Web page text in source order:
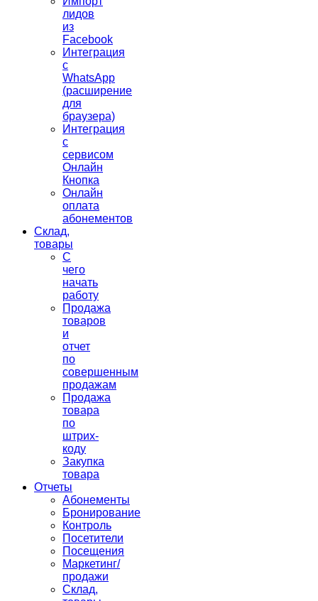
лидов
из
Facebook
Интеграция
с
WhatsApp
(расширение
для
браузера)
Интеграция
с
сервисом
Онлайн
Кнопка
Онлайн
оплата
абонементов
Склад,
товары
С
чего
начать
работу
Продажа
товаров
и
отчет
по
совершенным
продажам
Продажа
товара
по
штрих-
коду
Закупка
товара
Отчеты
Абонементы
Бронирование
Контроль
Посетители
Посещения
Маркетинг/
продажи
Склад,